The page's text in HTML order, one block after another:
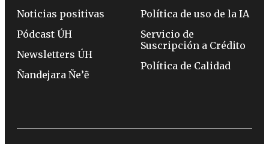
Noticias positivas
Pódcast ÚH
Newsletters ÚH
Ñandejara Ñe’ẽ
Política de uso de la IA
Servicio de
Suscripción a Crédito
Política de Calidad